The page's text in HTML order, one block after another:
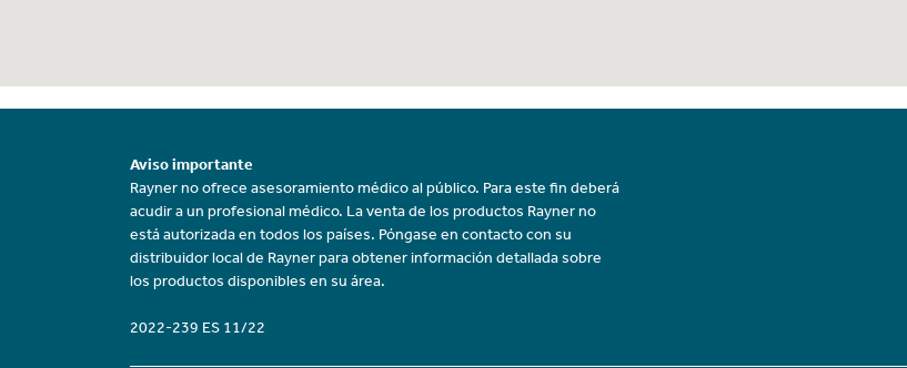
Aviso importante
Rayner no ofrece asesoramiento médico al público. Para este fin deberá
acudir a un profesional médico. La venta de los productos Rayner no
está autorizada en todos los países. Póngase en contacto con su
distribuidor local de Rayner para obtener información detallada sobre
los productos disponibles en su área.
2022-239 ES 11/22